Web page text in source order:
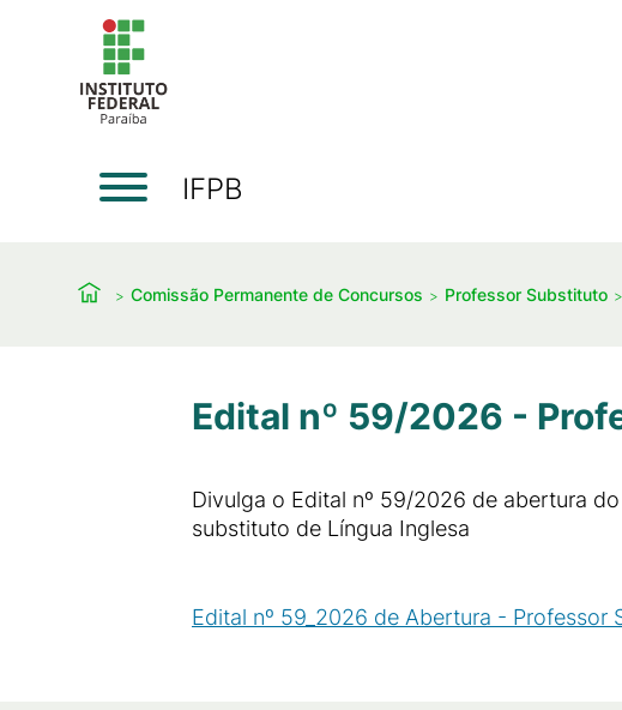
IFPB
Comissão Permanente de Concursos Professor Substituto
Edital nº 59/2026 -
Divulga o Edital nº 59/2026 de abertura
substituto de Língua Inglesa
Edital nº 59_2026 de Abertura - Professor